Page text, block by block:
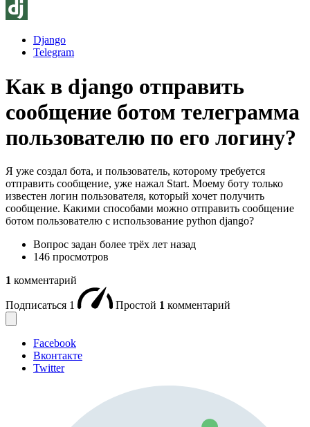
Django
Telegram
Как в django отправить
сообщение ботом телеграмма
пользователю по его логину?
Я уже создал бота, и пользователь, которому требуется
отправить сообщение, уже нажал Start. Моему боту только
известен логин пользователя, который хочет получить
сообщение. Какими способами можно отправить сообщение
ботом пользователю с использование python django?
Вопрос задан более трёх лет назад
146 просмотров
1 комментарий
Подписаться 1 Простой 1 комментарий
Facebook
Вконтакте
Twitter